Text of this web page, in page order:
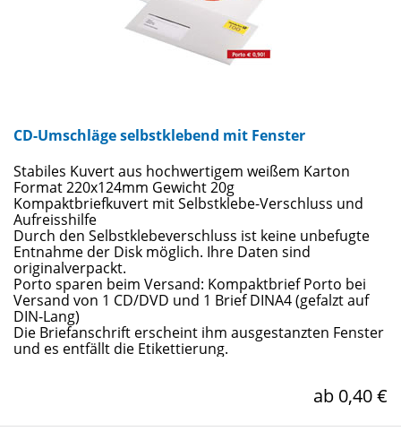
CD-Umschläge selbstklebend mit Fenster
Stabiles Kuvert aus hochwertigem weißem Karton
Format 220x124mm Gewicht 20g
Kompaktbriefkuvert mit Selbstklebe-Verschluss und
Aufreisshilfe
Durch den Selbstklebeverschluss ist keine unbefugte
Entnahme der Disk möglich. Ihre Daten sind
originalverpackt.
Porto sparen beim Versand: Kompaktbrief Porto bei
Versand von 1 CD/DVD und 1 Brief DINA4 (gefalzt auf
DIN-Lang)
Die Briefanschrift erscheint ihm ausgestanzten Fenster
und es entfällt die Etikettierung.
ab 0,40 €